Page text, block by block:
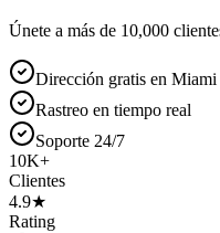
Únete a más de 10,000
Dirección gratis en Miami
Rastreo en tiempo real
Soporte 24/7
10K+
Clientes
4.9★
Rating